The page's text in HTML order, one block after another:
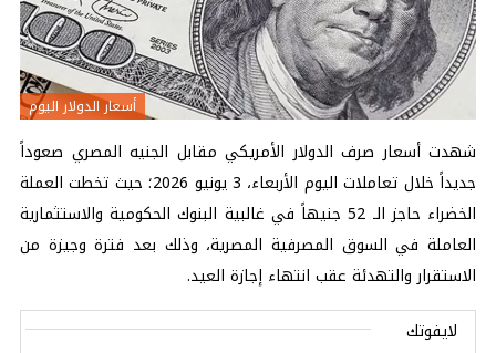
أسعار الدولار اليوم
شهدت أسعار صرف الدولار الأمريكي مقابل الجنيه المصري صعوداً
جديداً خلال تعاملات اليوم الأربعاء، 3 يونيو 2026؛ حيث تخطت العملة
الخضراء حاجز الـ 52 جنيهاً في غالبية البنوك الحكومية والاستثمارية
العاملة في السوق المصرفية المصرية، وذلك بعد فترة وجيزة من
الاستقرار والتهدئة عقب انتهاء إجازة العيد.
لايفوتك